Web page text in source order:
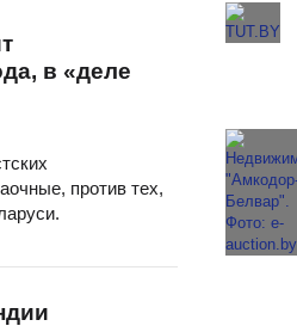
в «деле
против тех,